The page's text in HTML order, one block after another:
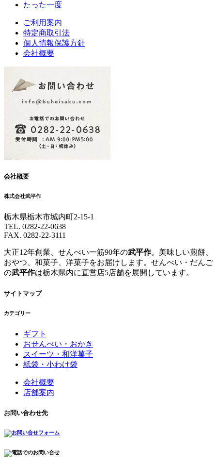
たった一度
ご利用案内
特定商取引法
個人情報保護方針
会社概要
会社概要
株式会社武平作
栃木県栃木市城内町2-15-1
TEL. 0282-22-0638
FAX. 0282-22-3111
大正12年創業、せんべい一筋90年の武平作。美味しい煎餅、
おやつ、和菓子、洋菓子をお届けします。せんべい・だんご
の武平作は栃木県内に直営店5店舗を展開しています。
サイトマップ
カテゴリー
ギフト
おせんべい・おかき
スイーツ・和洋菓子
紙袋・小わけ袋
会社概要
店舗案内
お問い合わせ先